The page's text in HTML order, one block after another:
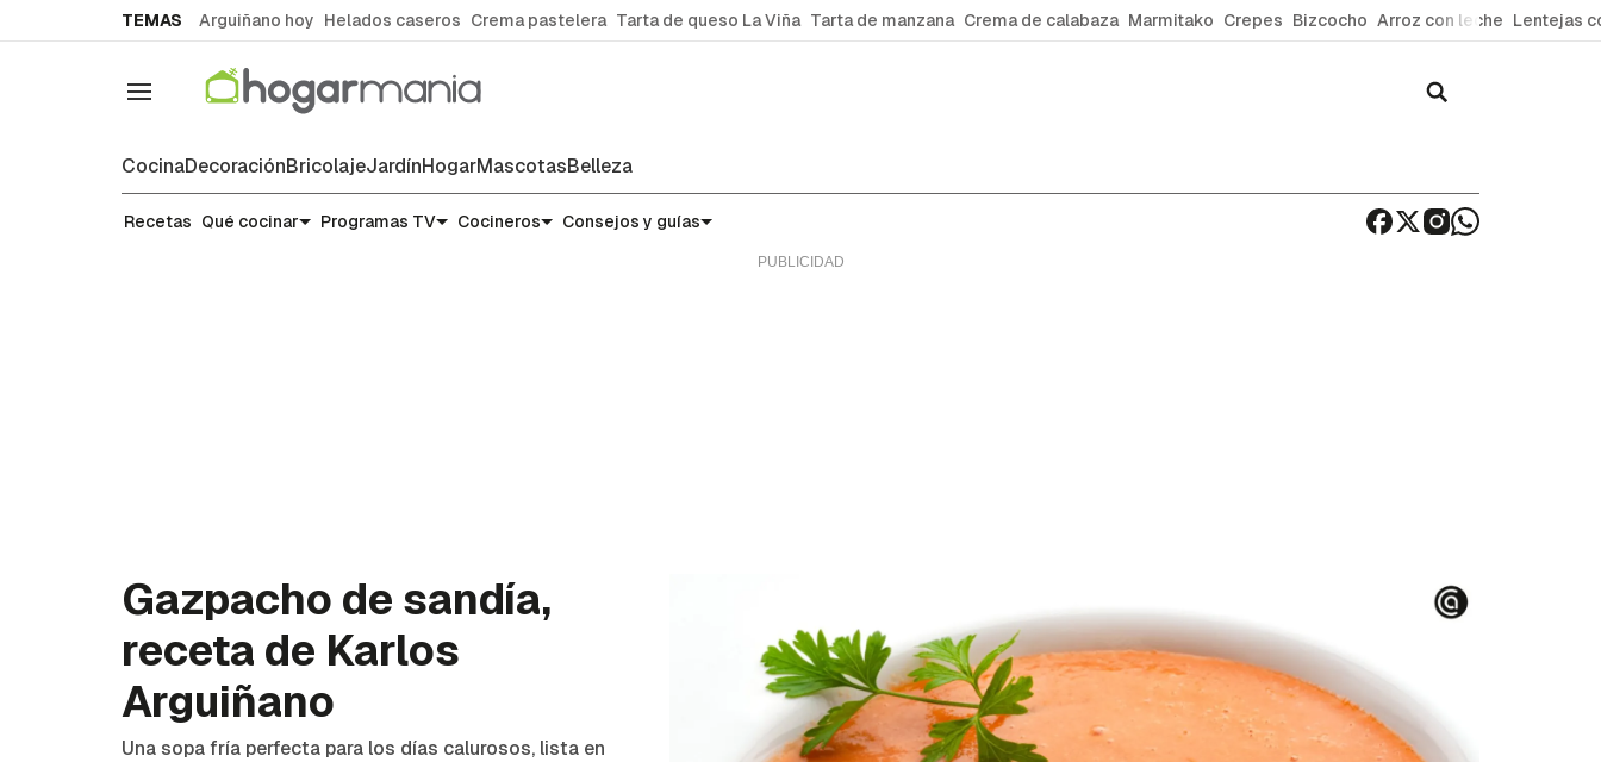
TEMAS Arguiñano hoy Helados caseros Crema pastelera Tarta de queso La Viña Tarta de manzana Crema de calabaza Marmitako Crepes Bizcocho Arroz con leche Lentejas
Navegación
CocinaDecoraciónBricolajeJardínHogarMascotasBelleza
Recetas
Recetas Qué cocinar Programas TV Cocineros Consejos y guías
Gazpacho de sandía,
receta de Karlos
Arguiñano
Una sopa fría perfecta para los días calurosos, lista en